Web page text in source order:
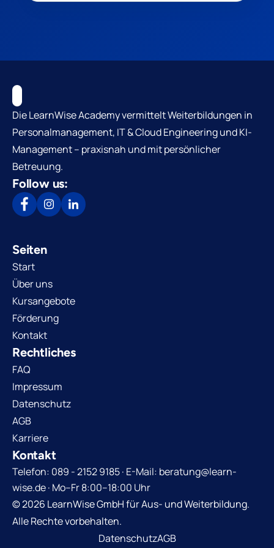
Die LearnWise Academy vermittelt Weiterbildungen in
Personalmanagement, IT & Cloud Engineering und KI-
Management – praxisnah und mit persönlicher
Betreuung.
Follow us:
Seiten
Start
Über uns
Kursangebote
Förderung
Kontakt
Rechtliches
FAQ
Impressum
Datenschutz
AGB
Karriere
Kontakt
Telefon: 089 - 2152 9185 · E-Mail: beratung@learn-
wise.de · Mo–Fr 8:00–18:00 Uhr
© 2026 LearnWise GmbH für Aus- und Weiterbildung.
Alle Rechte vorbehalten.
DatenschutzAGB